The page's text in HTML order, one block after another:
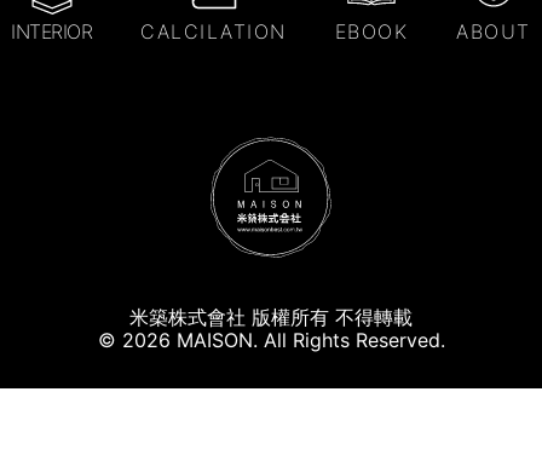
INTERIOR CALCILATION EBOOK ABOUT
米築株式會社 版權所有 不得轉載
© 2026 MAISON. All Rights Reserved.